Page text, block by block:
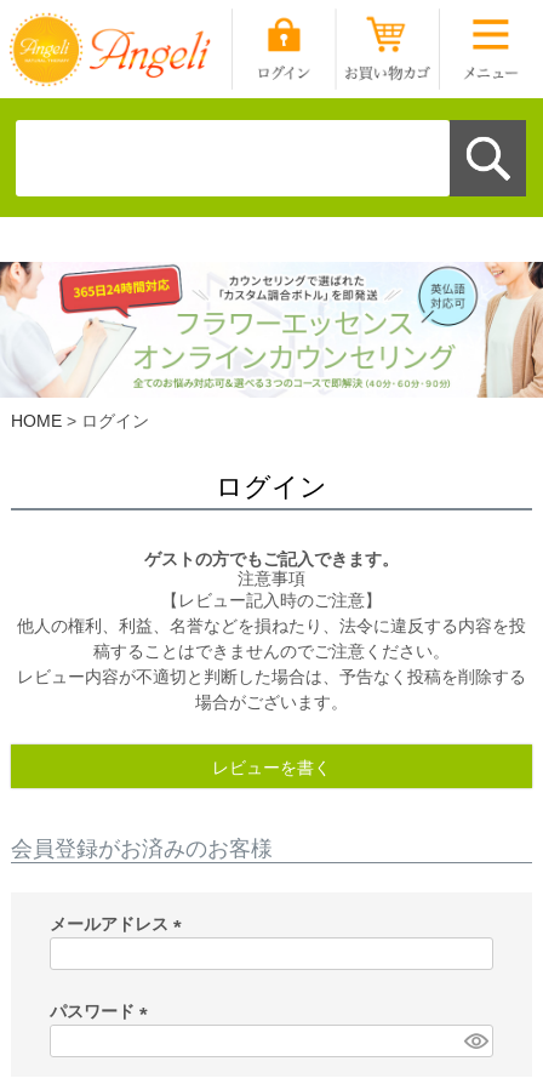
HOME ログイン
ログイン
ゲストの方でもご記入できます。
注意事項
【レビュー記入時のご注意】
他人の権利、利益、名誉などを損ねたり、法令に違反する内容を投
稿することはできませんのでご注意ください。
レビュー内容が不適切と判断した場合は、予告なく投稿を削除する
場合がございます。
レビューを書く
会員登録がお済みのお客様
メールアドレス
)
パスワード